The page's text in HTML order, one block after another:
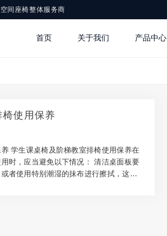
间座椅整体服务商
首页 关于我们 产品中心
使用保养
学生课桌椅及阶梯教室排椅使用保养在
时，应当避免以下情况： 清洁桌面板要
者使用特别潮湿的抹布进行擦拭，这些